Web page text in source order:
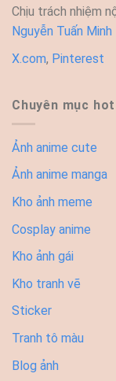
Chịu trách nhiệm
Nguyễn Tuấn Minh
X.com, Pinterest
Chuyên mục hot
Ảnh anime cute
Ảnh anime manga
Kho ảnh meme
Cosplay anime
Kho ảnh gái
Kho tranh vẽ
Sticker
Tranh tô màu
Blog ảnh